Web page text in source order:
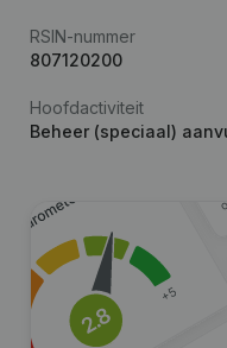
RSIN-nummer
807120200
Hoofdactiviteit
Beheer (speciaal)